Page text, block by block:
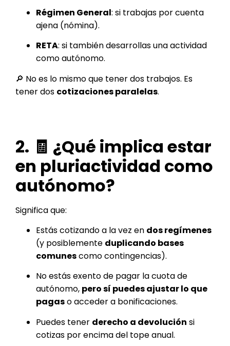
Régimen General: si trabajas por cuenta
ajena (nómina).
RETA: si también desarrollas una actividad
como autónomo.
🔎 No es lo mismo que tener dos trabajos. Es
tener dos cotizaciones paralelas.
2. 🧾 ¿Qué implica estar
en pluriactividad como
autónomo?
Significa que:
Estás cotizando a la vez en dos regímenes
(y posiblemente duplicando bases
comunescomo contingencias).
No estás exento de pagar la cuota de
autónomo, pero sí puedes ajustar lo que
pagaso acceder a bonificaciones.
Puedes tener derecho a devolución si
cotizas por encima del tope anual.